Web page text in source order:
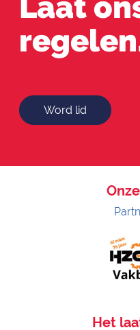
Word lid
Het